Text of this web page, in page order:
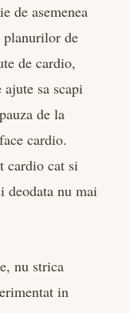
de asemenea
planurilor de
de cardio,
sa scapi
de la
cardio.
cardio cat si
deodata nu mai
nu strica
in